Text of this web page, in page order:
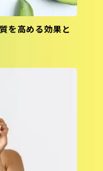
を高める効果と